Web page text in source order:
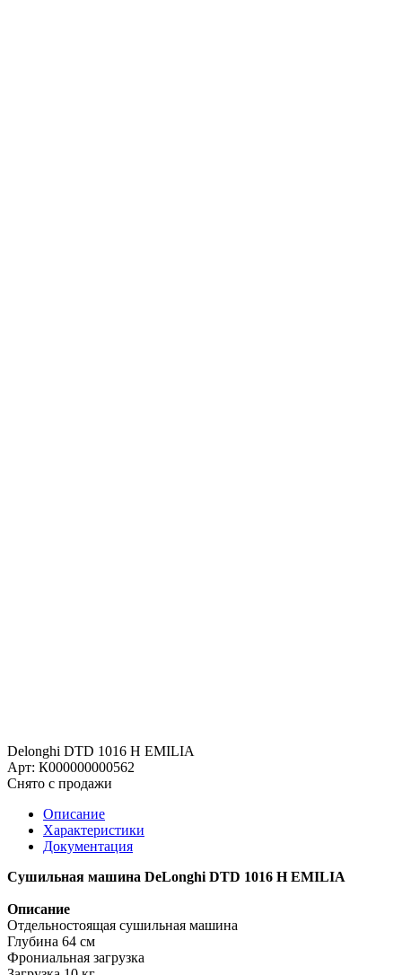
Delonghi DTD 1016 H EMILIA
Арт: К000000000562
Снято с продажи
Описание
Характеристики
Документация
Сушильная машина DeLonghi DTD 1016 H EMILIA
Описание
Отдельностоящая сушильная машина
Глубина 64 см
Фрониальная загрузка